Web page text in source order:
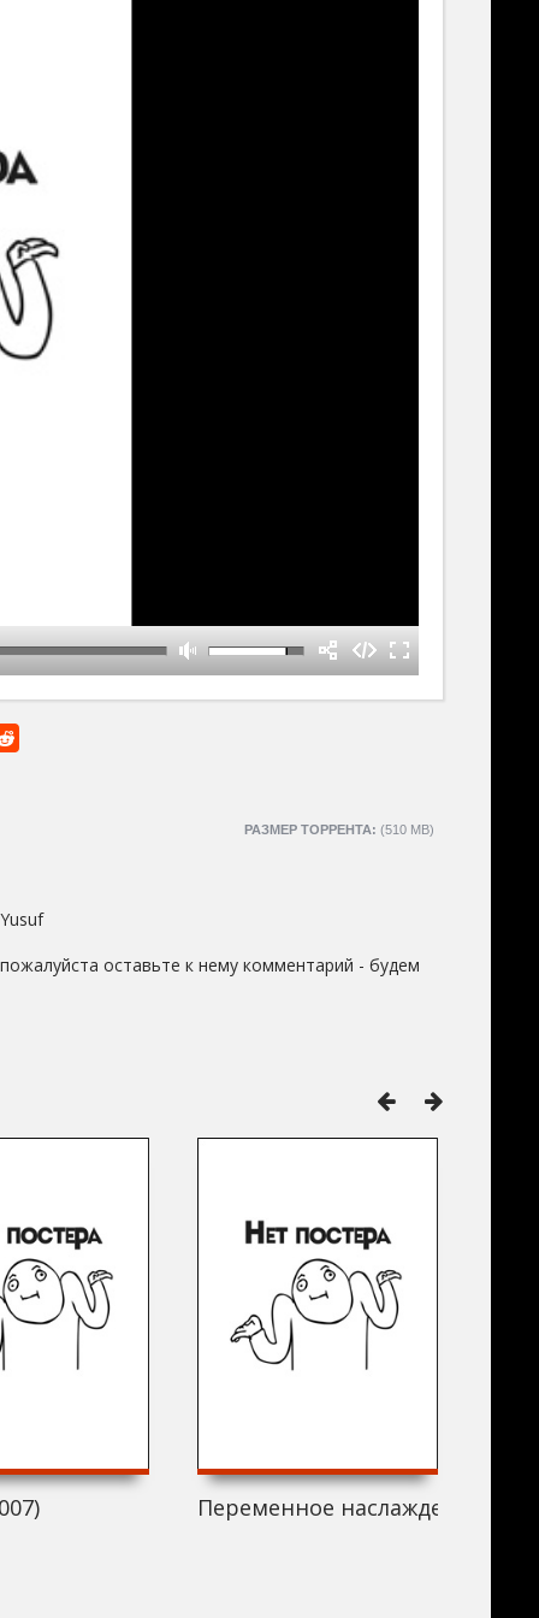
РАЗМЕР ТОРРЕНТА: (510 MB)
оставьте к нему комментарий - будем
Переменное наслаждение